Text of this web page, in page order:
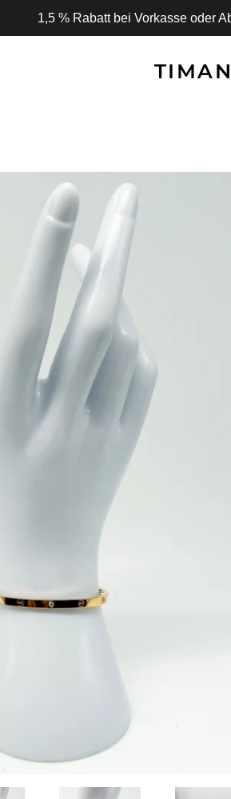
1,5 % Rabatt bei Vorkasse oder